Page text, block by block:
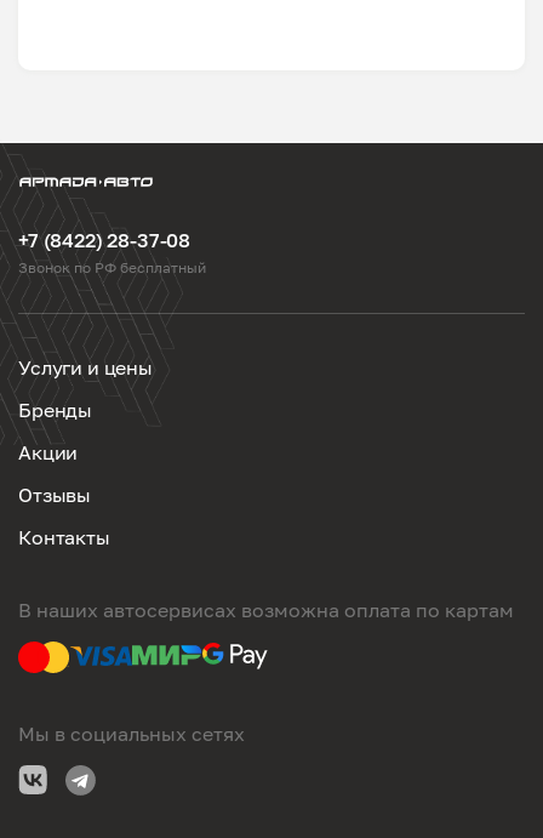
+7 (8422) 28-37-08
Звонок по РФ бесплатный
Услуги и цены
Бренды
Акции
Отзывы
Контакты
В наших автосервисах возможна оплата по картам
Мы в социальных сетях